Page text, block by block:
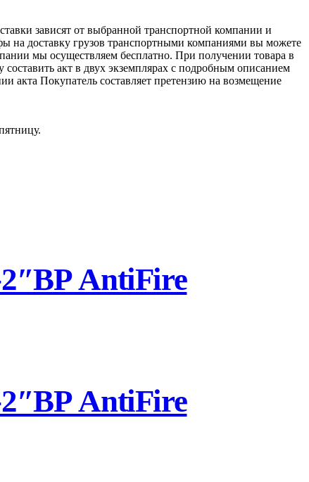
зависят от выбранной транспортной компании и
на доставку грузов транспортными компаниями вы можете
мы осуществляем бесплатно. При получении товара в
составить акт в двух экземплярах с подробным описанием
акта Покупатель составляет претензию на возмещение
AntiFire
AntiFire